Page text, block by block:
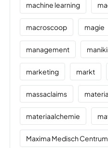
machine learning
macroscoop magie
management
marketing markt
massaclaims
materiaalchemie
Maxima Medisch Centrum